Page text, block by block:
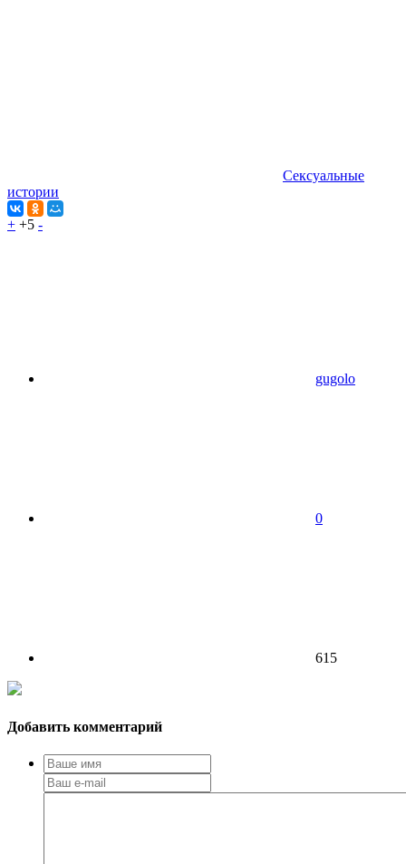
Сексуальные
истории
+ +5 -
gugolo
0
615
Добавить комментарий